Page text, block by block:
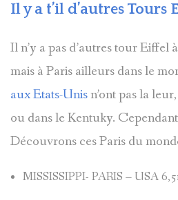
Il y a t’il d’autres Tours
Il n’y a pas d’autres tour Eiffel
mais à Paris ailleurs dans le
aux Etats-Unisn’ont pas la
ou dans le Kentuky.
Découvrons ces Paris du
MISSISSIPPI- PARIS – USA